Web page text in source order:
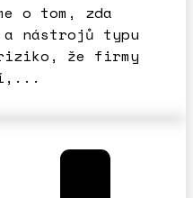
o tom, zda
nástrojů typu
že firmy